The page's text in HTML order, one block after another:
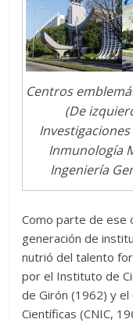
Centros
(De
Investigaciones
Inmunología
Ingeniería
Como parte de ese
generación de
nutrió del talento
por el Instituto de
de Girón (1962) y
Científicas (CNIC,